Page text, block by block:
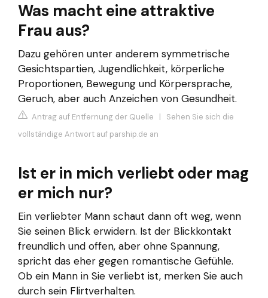
Was macht eine attraktive
Frau aus?
Dazu gehören unter anderem symmetrische
Gesichtspartien, Jugendlichkeit, körperliche
Proportionen, Bewegung und Körpersprache,
Geruch, aber auch Anzeichen von Gesundheit.
Antrag auf Entfernung der Quelle | Sehen Sie sich die
vollständige Antwort auf parship.de an
Ist er in mich verliebt oder mag
er mich nur?
Ein verliebter Mann schaut dann oft weg, wenn
Sie seinen Blick erwidern. Ist der Blickkontakt
freundlich und offen, aber ohne Spannung,
spricht das eher gegen romantische Gefühle.
Ob ein Mann in Sie verliebt ist, merken Sie auch
durch sein Flirtverhalten.